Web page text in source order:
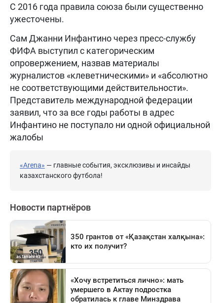
С 2016 года правила союза были существенно
ужесточены.
Сам Джанни Инфантино через пресс-службу
ФИФА выступил с категорическим
опровержением, назвав материалы
журналистов «клеветническими» и «абсолютно
не соответствующими действительности».
Представитель международной федерации
заявил, что за все годы работы в адрес
Инфантино не поступало ни одной официальной
жалобы
«Arena» — главные события, эксклюзивы и инсайды
казахстанского футбола!